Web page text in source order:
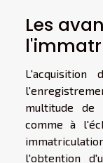
Les
multitude de
comme à
l'obtention